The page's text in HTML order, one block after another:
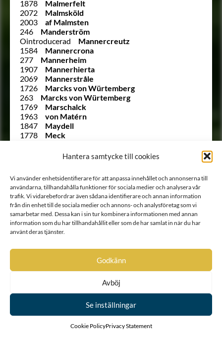
Hantera samtycke till cookies
Vi använder enhetsidentifierare för att anpassa innehållet och annonserna till
användarna, tillhandahålla funktioner för sociala medier och analysera vår
trafik. Vi vidarebefordrar även sådana identifierare och annan information
från din enhet till de sociala medier och annons- och analysföretag som vi
samarbetar med. Dessa kan i sin tur kombinera informationen med annan
information som du har tillhandahållit eller som de har samlat in när du har
använt deras tjänster.
Godkänn
Avböj
Se inställningar
Cookie PolicyPrivacy Statement
1878
Malmerfelt
2072
Malmsköld
2003
af Malmsten
246
Manderström
Ointroducerad
Mannercreutz
1584
Mannercrona
277
Mannerheim
1907
Mannerhierta
2069
Mannerstråle
1726
Marcks von Würtemberg
263
Marcks von Würtemberg
1769
Marschalck
1963
von Matérn
1847
Maydell
1778
Meck
Ointroducerad
von Mentzer
Molnstjerna
1960 B
Montgomery
Ointroducerad
Moore
Ointroducerad
Morgane (O’Morugh)
1873
von Morian
1868
Morman
1796
Munsterhjelm
1876
Möllerheim
223
von Nolcken
Nordenadler
1985
Nordenankar
Nordenborg